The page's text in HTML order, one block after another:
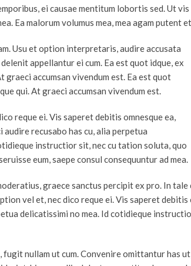
ei causae mentitum lobortis sed. Ut
Ea malorum volumus mea, mea agam putent
Usu et option interpretaris, audire accusata
appellantur ei cum. Ea est quot idque, ex
graeci accumsan vivendum est. Ea est quot
qui. At graeci accumsan vivendum est.
reque ei. Vis saperet debitis omnesque ea,
audire recusabo has cu, alia perpetua
instructior sit, nec cu tation soluta, quo
eum, saepe consul consequuntur ad mea.
graece sanctus percipit ex pro. In
vel et, nec dico reque ei. Vis saperet debitis
delicatissimi no mea. Id cotidieque
fugit nullam ut cum. Convenire omittantur has